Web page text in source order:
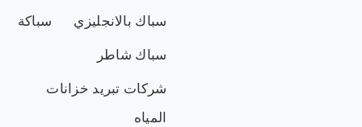
سباك بالانجليزي سباكة
سباك شاطر
شركات تبريد خزانات
المياه